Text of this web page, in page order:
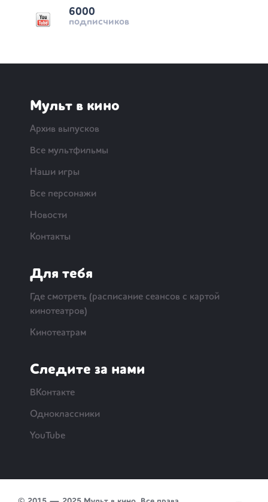
6000
подписчиков
Мульт в кино
Архив выпусков
Все мультфильмы
Наши игры
Все персонажи
Новости
Контакты
Для тебя
Где смотреть (расписание сеансов с картой
кинотеатров)
Кинотеатрам
Следите за нами
ВКонтакте
Одноклассники
YouTube